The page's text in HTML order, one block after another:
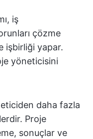
iş
çözme
işbirliği yapar.
yöneticisini
daha fazla
Proje
sonuçlar ve